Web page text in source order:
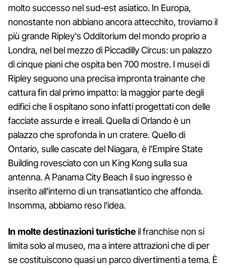
molto successo nel sud-est asiatico. In Europa,
nonostante non abbiano ancora attecchito, troviamo il
più grande Ripley's Odditorium del mondo proprio a
Londra, nel bel mezzo di Piccadilly Circus: un palazzo
di cinque piani che ospita ben 700 mostre. I musei di
Ripley seguono una precisa impronta trainante che
cattura fin dal primo impatto: la maggior parte degli
edifici che li ospitano sono infatti progettati con delle
facciate assurde e irreali. Quella di Orlando è un
palazzo che sprofonda in un cratere. Quello di
Ontario, sulle cascate del Niagara, è l'Empire State
Building rovesciato con un King Kong sulla sua
antenna. A Panama City Beach il suo ingresso è
inserito all'interno di un transatlantico che affonda.
Insomma, abbiamo reso l'idea.
In molte destinazioni turisticheil franchise non si
limita solo al museo, ma a intere attrazioni che di per
se costituiscono quasi un parco divertimenti a tema. È